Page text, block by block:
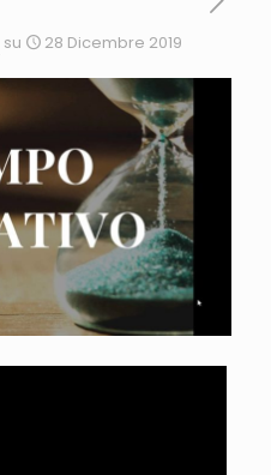
su 28 Dicembre 2019